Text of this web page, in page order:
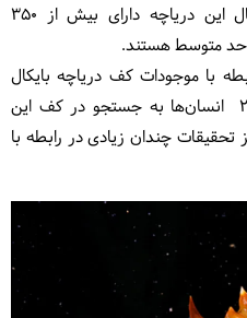
غیرعادی بزرگ شوند. به طور مثال این دریاچه دارای بیش از 350
متوسط هستند.
با موجودات کف دریاچه بایکال
وجود دارد؛ زیرا تا قبل از سال ۲۰۰۸ انسان‌ها به جستجو در کف این
تحقیقات چندان زیادی در رابطه با